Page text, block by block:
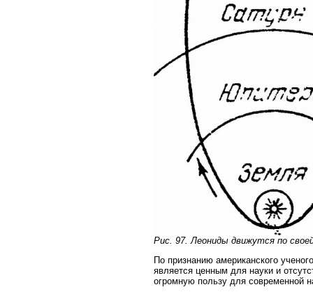
Рис. 97. Леониды движутся по
По признанию американского
является ценным для науки и
огромную пользу для современной